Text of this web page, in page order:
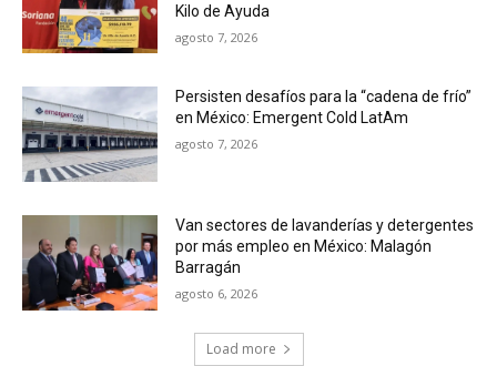
Kilo de Ayuda
agosto 7, 2026
Persisten desafíos para la “cadena de frío”
en México: Emergent Cold LatAm
agosto 7, 2026
Van sectores de lavanderías y detergentes
por más empleo en México: Malagón
Barragán
agosto 6, 2026
Load more